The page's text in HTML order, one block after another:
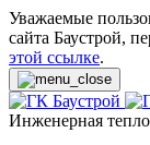
Уважаемые
сайта Баустрой,
этой ссылке.
Инженерная